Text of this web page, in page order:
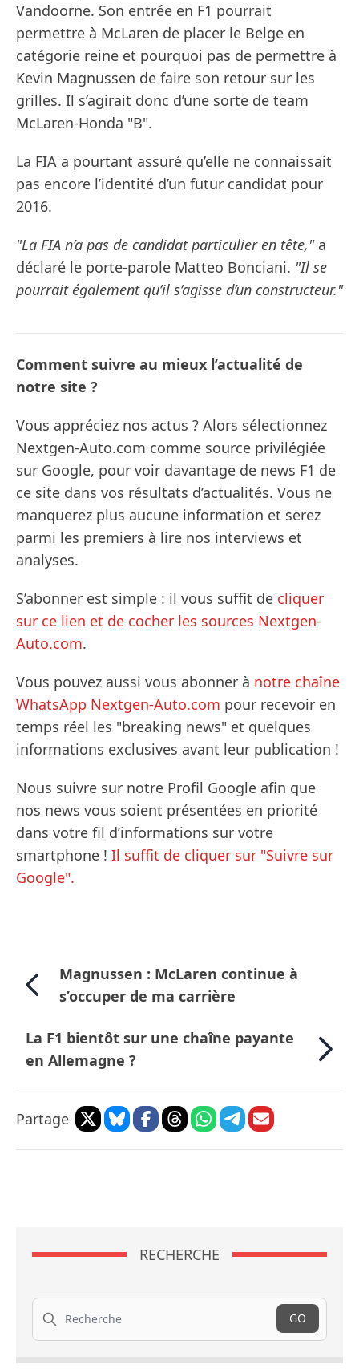
Vandoorne. Son entrée en F1 pourrait
permettre à McLaren de placer le Belge en
catégorie reine et pourquoi pas de permettre à
Kevin Magnussen de faire son retour sur les
grilles. Il s’agirait donc d’une sorte de team
McLaren-Honda "B".
La FIA a pourtant assuré qu’elle ne connaissait
pas encore l’identité d’un futur candidat pour
2016.
"La FIA n’a pas de candidat particulier en tête,"a
déclaré le porte-parole Matteo Bonciani. "Il se
pourrait également qu’il s’agisse d’un constructeur."
Comment suivre au mieux l’actualité de
notre site ?
Vous appréciez nos actus ? Alors sélectionnez
Nextgen-Auto.com comme source privilégiée
sur Google, pour voir davantage de news F1 de
ce site dans vos résultats d’actualités. Vous ne
manquerez plus aucune information et serez
parmi les premiers à lire nos interviews et
analyses.
S’abonner est simple : il vous suffit de cliquer
sur ce lien et de cocher les sources Nextgen-
Auto.com.
Vous pouvez aussi vous abonner à notre chaîne
WhatsApp Nextgen-Auto.com pour recevoir en
temps réel les "breaking news" et quelques
informations exclusives avant leur publication !
Nous suivre sur notre Profil Google afin que
nos news vous soient présentées en priorité
dans votre fil d’informations sur votre
smartphone ! Il suffit de cliquer sur "Suivre sur
Google".
Magnussen : McLaren continue à
s’occuper de ma carrière
La F1 bientôt sur une chaîne payante
en Allemagne ?
Partage
RECHERCHE
Recherche
GO